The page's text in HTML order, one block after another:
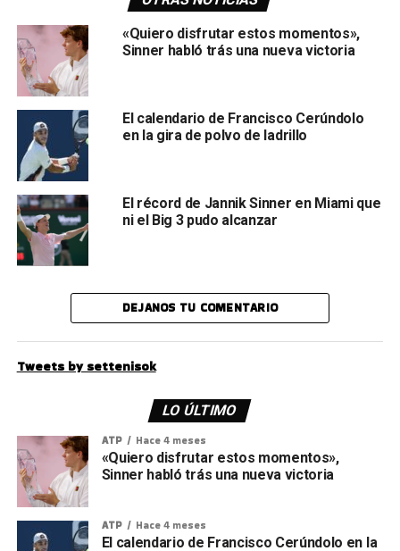
«Quiero disfrutar estos momentos»,
Sinner habló trás una nueva victoria
El calendario de Francisco Cerúndolo
en la gira de polvo de ladrillo
El récord de Jannik Sinner en Miami que
ni el Big 3 pudo alcanzar
DEJANOS TU COMENTARIO
Tweets by settenisok
LO ÚLTIMO
ATP Hace 4 meses
«Quiero disfrutar estos momentos»,
Sinner habló trás una nueva victoria
ATP Hace 4 meses
El calendario de Francisco Cerúndolo en la